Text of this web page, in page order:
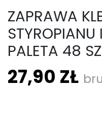
ZAPRAWA
STYROPIANU
PALETA 48
27,90 ZŁ